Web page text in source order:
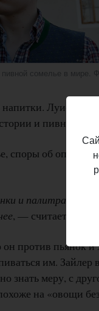
сомелье в мире.
Луис в
и пивному
споры об
палитра вкусов,
, — считает
против пьянок
им.
знать меру, с
на «овощи